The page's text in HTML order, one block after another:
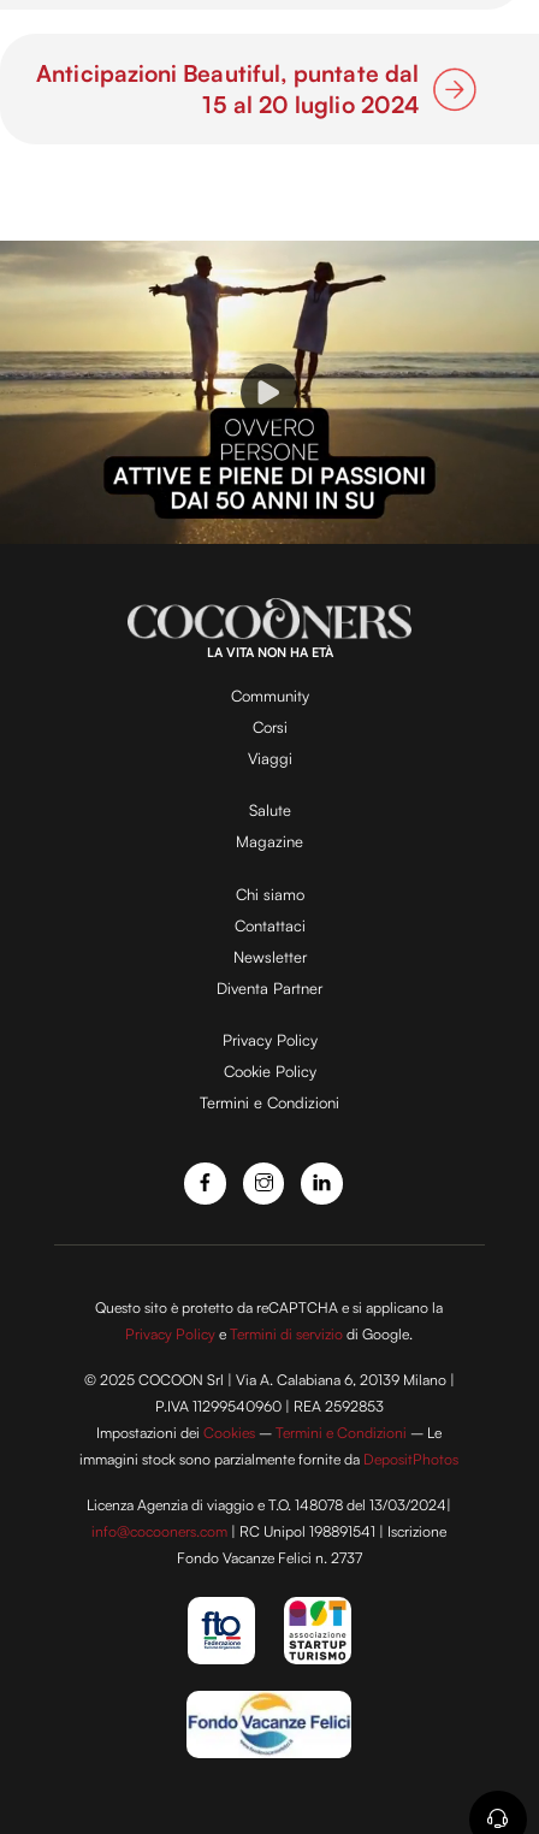
Anticipazioni Beautiful, puntate dal
15 al 20 luglio 2024
P
l
a
y
V
i
d
e
o
L
:
1
0
0
.
0
LA VITA NON HA ETÀ
Community
Corsi
Viaggi
Salute
Magazine
Chi siamo
Contattaci
Newsletter
Diventa Partner
Privacy Policy
Cookie Policy
Termini e Condizioni
Questo sito è protetto da reCAPTCHA e si applicano la
Privacy Policy eTermini di servizio di Google.
© 2025 COCOON Srl | Via A. Calabiana 6, 20139 Milano |
P.IVA 11299540960 | REA 2592853
Impostazioni deiCookies –Termini e Condizioni – Le
immagini stock sono parzialmente fornite da DepositPhotos
Licenza Agenzia di viaggio e T.O. 148078 del 13/03/2024|
info@cocooners.com | RC Unipol 198891541 | Iscrizione
Fondo Vacanze Felici n. 2737